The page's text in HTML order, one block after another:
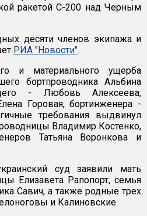
ракетой С-200 над Черным
десяти членов экипажа и
РИА "Новости".
и материального ущерба
бортпроводника Альбина
- Любовь Алексеева,
Горовая, бортинженера -
требования выдвинул
Владимир Костенко,
Татьяна Воронкова и
суд заявили мать
Елизавета Рапопорт, семья
Савич, а также родные трех
и Калиновские.